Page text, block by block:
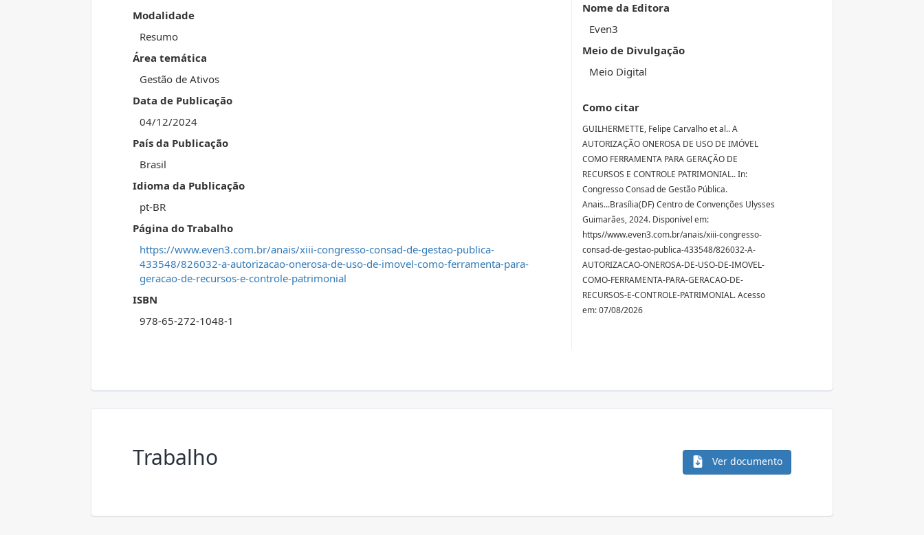
Modalidade
Resumo
Área temática
Gestão de Ativos
Data de Publicação
04/12/2024
País da Publicação
Brasil
Idioma da Publicação
pt-BR
Página do Trabalho
https://www.even3.com.br/anais/xiii-congresso-consad-de-gestao-publica-
433548/826032-a-autorizacao-onerosa-de-uso-de-imovel-como-ferramenta-para-
geracao-de-recursos-e-controle-patrimonial
ISBN
978-65-272-1048-1
Nome da Editora
Even3
Meio de Divulgação
Meio Digital
Como citar
GUILHERMETTE, Felipe Carvalho et al.. A
AUTORIZAÇÃO ONEROSA DE USO DE IMÓVEL
COMO FERRAMENTA PARA GERAÇÃO DE
RECURSOS E CONTROLE PATRIMONIAL.. In:
Congresso Consad de Gestão Pública.
Anais...Brasília(DF) Centro de Convenções Ulysses
Guimarães, 2024. Disponível em:
https//www.even3.com.br/anais/xiii-congresso-
consad-de-gestao-publica-433548/826032-A-
AUTORIZACAO-ONEROSA-DE-USO-DE-IMOVEL-
COMO-FERRAMENTA-PARA-GERACAO-DE-
RECURSOS-E-CONTROLE-PATRIMONIAL. Acesso
em: 07/08/2026
Trabalho Ver documento